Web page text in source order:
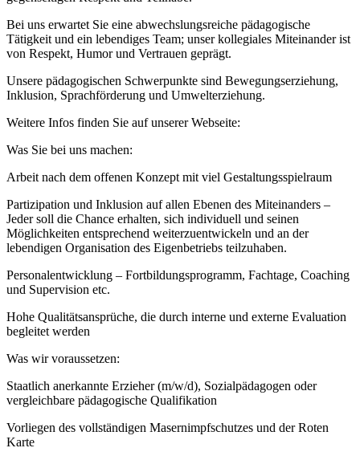
Bei uns erwartet Sie eine abwechslungsreiche pädagogische
Tätigkeit und ein lebendiges Team; unser kollegiales Miteinander ist
von Respekt, Humor und Vertrauen geprägt.
Unsere pädagogischen Schwerpunkte sind Bewegungserziehung,
Inklusion, Sprachförderung und Umwelterziehung.
Weitere Infos finden Sie auf unserer Webseite:
Was Sie bei uns machen:
Arbeit nach dem offenen Konzept mit viel Gestaltungsspielraum
Partizipation und Inklusion auf allen Ebenen des Miteinanders –
Jeder soll die Chance erhalten, sich individuell und seinen
Möglichkeiten entsprechend weiterzuentwickeln und an der
lebendigen Organisation des Eigenbetriebs teilzuhaben.
Personalentwicklung – Fortbildungsprogramm, Fachtage, Coaching
und Supervision etc.
Hohe Qualitätsansprüche, die durch interne und externe Evaluation
begleitet werden
Was wir voraussetzen:
Staatlich anerkannte Erzieher (m/w/d), Sozialpädagogen oder
vergleichbare pädagogische Qualifikation
Vorliegen des vollständigen Masernimpfschutzes und der Roten
Karte